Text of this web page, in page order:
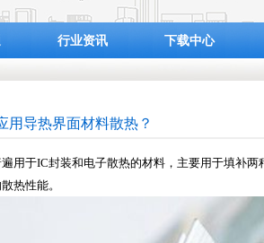
行业资讯 下载中心
导热界面材料散热？
用于IC封装和电子散热的材料，主要用于填补
热性能。